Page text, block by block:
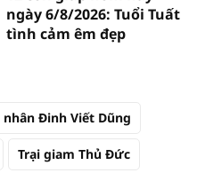
ngày 6/8/2026: Tuổi Tuất
tình cảm êm đẹp
nhân Đinh Viết Dũng
Trại giam Thủ Đức